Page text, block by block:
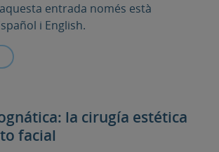
entrada només està
i English.
la cirugía estética
facial